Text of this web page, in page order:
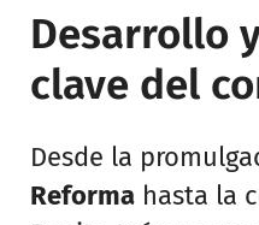
Desarrollo
clave del
Desde la
Reforma hasta la